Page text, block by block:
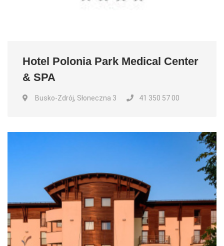
Hotel Polonia Park Medical Center
& SPA
Busko-Zdrój, Słoneczna 3 41 350 57 00